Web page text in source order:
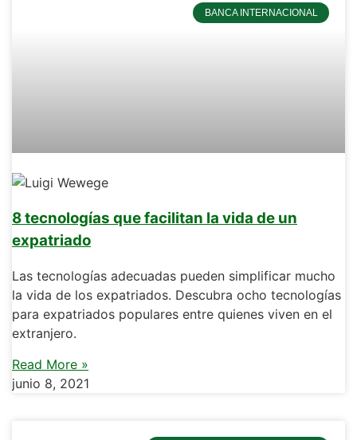
BANCA INTERNACIONAL
8 tecnologías que facilitan la vida de un
expatriado
Las tecnologías adecuadas pueden simplificar mucho
la vida de los expatriados. Descubra ocho tecnologías
para expatriados populares entre quienes viven en el
extranjero.
Read More »
junio 8, 2021